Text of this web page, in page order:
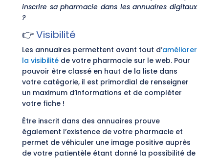
inscrire sa pharmacie dans les annuaires digitaux
?
👉Visibilité
Les annuaires permettent avant tout d’améliorer
la visibilitéde votre pharmacie sur le web. Pour
pouvoir être classé en haut de la liste dans
votre catégorie, il est primordial de renseigner
un maximum d’informations et de compléter
votre fiche !
Être inscrit dans des annuaires prouve
également l’existence de votre pharmacie et
permet de véhiculer une image positive auprès
de votre patientèle étant donné la possibilité de